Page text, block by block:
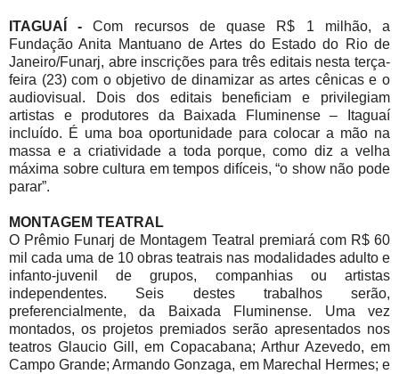
ITAGUAÍ -Com recursos de quase R$ 1 milhão, a
Fundação Anita Mantuano de Artes do Estado do Rio de
Janeiro/Funarj, abre inscrições para três editais nesta terça-
feira (23) com o objetivo de dinamizar as artes cênicas e o
audiovisual. Dois dos editais beneficiam e privilegiam
artistas e produtores da Baixada Fluminense – Itaguaí
incluído. É uma boa oportunidade para colocar a mão na
massa e a criatividade a toda porque, como diz a velha
máxima sobre cultura em tempos difíceis, “o show não pode
parar”.
MONTAGEM TEATRAL
O Prêmio Funarj de Montagem Teatral premiará com R$ 60
mil cada uma de 10 obras teatrais nas modalidades adulto e
infanto-juvenil de grupos, companhias ou artistas
independentes. Seis destes trabalhos serão,
preferencialmente, da Baixada Fluminense. Uma vez
montados, os projetos premiados serão apresentados nos
teatros Glaucio Gill, em Copacabana; Arthur Azevedo, em
Campo Grande; Armando Gonzaga, em Marechal Hermes; e